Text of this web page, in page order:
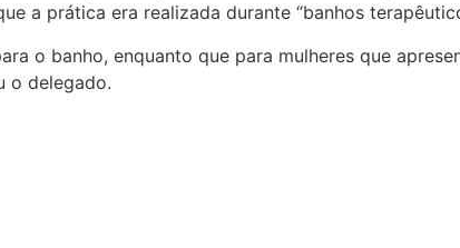
a prática era realizada durante “banhos
o banho, enquanto que para mulheres que
o delegado.